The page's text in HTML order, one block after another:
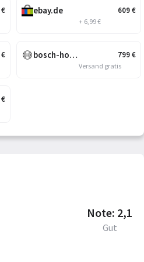
€
€
€
609€
ebay.de
+ 6,99 €
799€
bosch-home.de
Versand gratis
Note: 2,1
Gut